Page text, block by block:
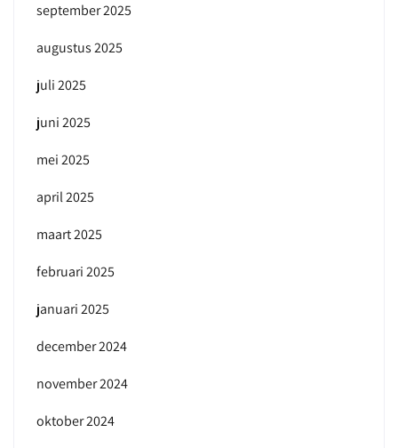
september 2025
augustus 2025
juli 2025
juni 2025
mei 2025
april 2025
maart 2025
februari 2025
januari 2025
december 2024
november 2024
oktober 2024